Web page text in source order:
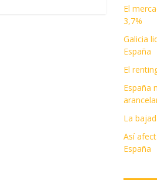
El
3,7%
Galicia
España
El
España
La
Así
España